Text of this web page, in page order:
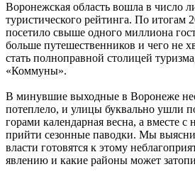
Воронежская область вошла в число
туристического рейтинга. По итогам
посетило свыше одного миллиона
больше путешественников и чего не
стать полноправной столицей
«Коммуны».
В минувшие выходные в Воронеже
потеплело, и улицы буквально ушли
горами календарная весна, а вместе
прийти сезонные паводки. Мы
власти готовятся к этому
явлению и какие районы может